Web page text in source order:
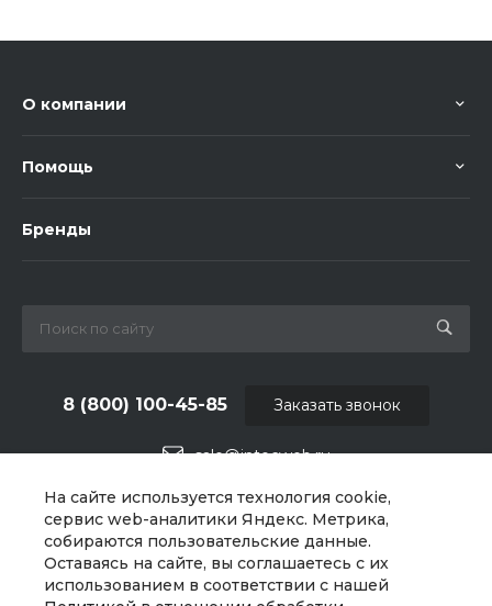
На сайте используется технология cookie,
сервис web-аналитики Яндекс. Метрика,
собираются пользовательские данные.
Оставаясь на сайте, вы соглашаетесь с их
использованием в соответствии с нашей
О компании
Помощь
Бренды
sale@intecweb.ru
8 (800) 100-45-85
г. Москва, ул. Люсиновская, д. 39
Заказать звонок